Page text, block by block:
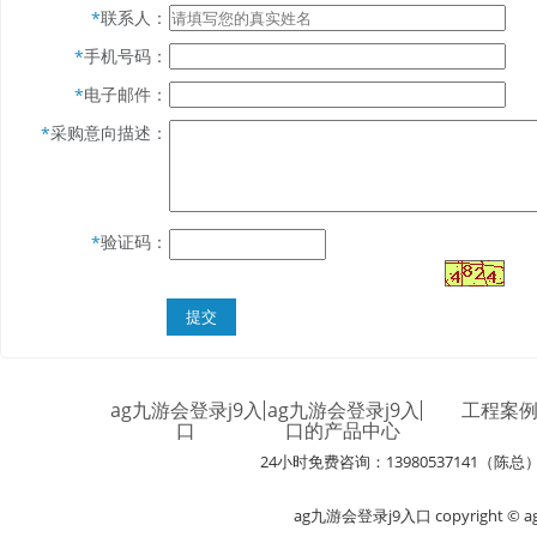
*联系人：
*手机号码：
*电子邮件：
*采购意向描述：
*验证码：
ag九游会登录j9入
口
ag九游会登录j9入
口的产品中心
工程案例
24小时免费咨询：13980537141（陈总
ag九游会登录j9入口 copyright ©